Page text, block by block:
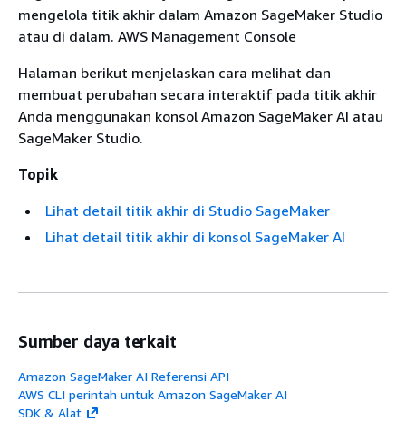
mengelola titik akhir dalam Amazon SageMaker Studio
atau di dalam. AWS Management Console
Halaman berikut menjelaskan cara melihat dan
membuat perubahan secara interaktif pada titik akhir
Anda menggunakan konsol Amazon SageMaker AI atau
SageMaker Studio.
Topik
Lihat detail titik akhir di Studio SageMaker
Lihat detail titik akhir di konsol SageMaker AI
Sumber daya terkait
Amazon SageMaker AI Referensi API
AWS CLI perintah untuk Amazon SageMaker AI
SDK & Alat